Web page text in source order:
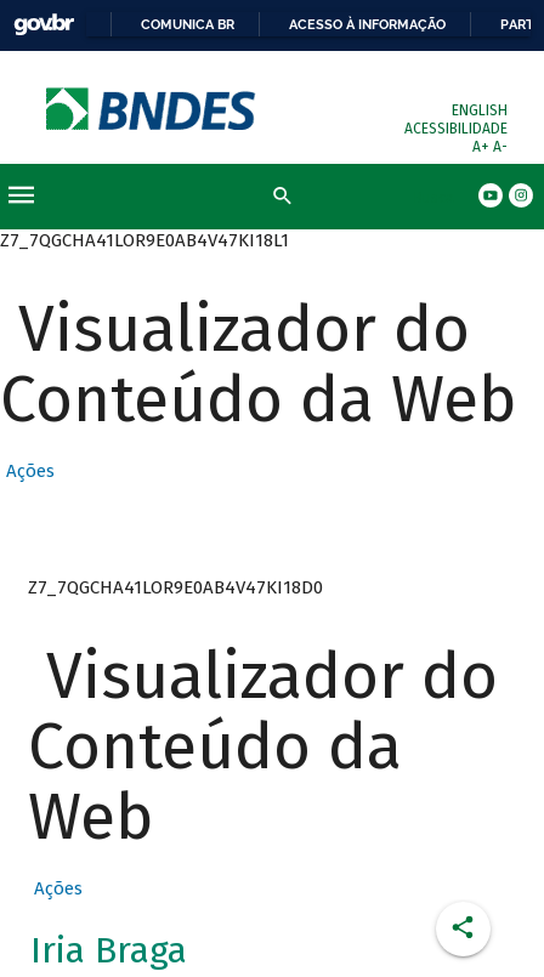
COMUNICA BR ACESSO À INFORMAÇÃO
ENGLISH
ACESSIBILIDADE
A+ A-
Z7_7QGCHA41LOR9E0AB4V47KI18L1
Visualizador do
Conteúdo da Web
Ações
Z7_7QGCHA41LOR9E0AB4V47KI18D0
Visualizador do
Conteúdo da
Web
Ações
Iria Braga